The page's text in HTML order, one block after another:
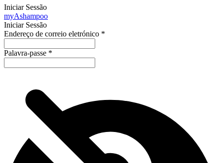
Iniciar Sessão
myAshampoo
Iniciar Sessão
Endereço de correio eletrónico *
Palavra-passe *